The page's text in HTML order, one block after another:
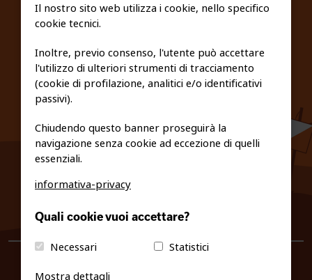
PRIVACY E COOKIE POLICY
info@fiso.it|fiso@pec-mail.eu
Il nostro sito web utilizza i cookie, nello specifico
cookie tecnici.
Inoltre, previo consenso, l'utente può accettare
l'utilizzo di ulteriori strumenti di tracciamento
(cookie di profilazione, analitici e/o identificativi
passivi).
Chiudendo questo banner proseguirà la
navigazione senza cookie ad eccezione di quelli
essenziali.
informativa-privacy
Quali cookie vuoi accettare?
Necessari
Statistici
Mostra dettagli